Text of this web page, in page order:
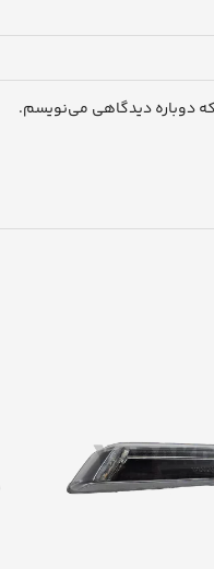
که دوباره دیدگاهی می‌نویسم.